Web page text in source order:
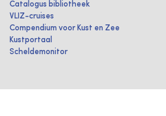
Catalogus bibliotheek
VLIZ-cruises
Compendium voor Kust en Zee
Kustportaal
Scheldemonitor